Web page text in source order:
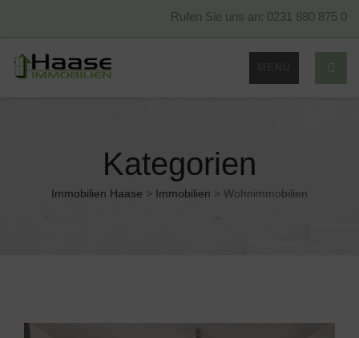
Rufen Sie uns an: 0231 880 875 0
Kategorien
Immobilien Haase > Immobilien > Wohnimmobilien